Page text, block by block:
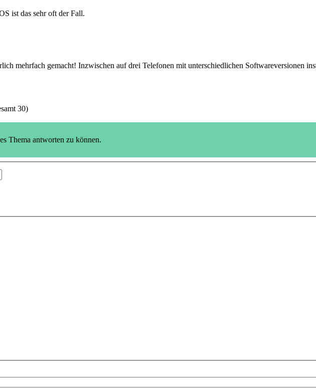
ist das sehr oft der Fall.
mehrfach gemacht! Inzwischen auf drei Telefonen mit unterschiedlichen Softwareversionen
30)
Thema antworten zu können.